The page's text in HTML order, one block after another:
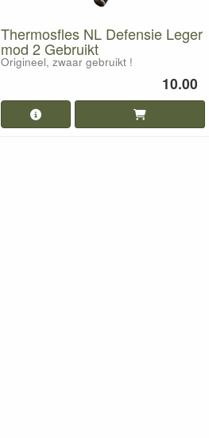
Thermosfles NL Defensie Leger
mod 2 Gebruikt
Origineel, zwaar gebruikt !
10.00